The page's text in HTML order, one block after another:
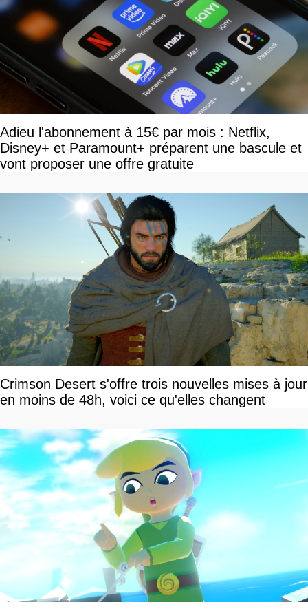
Adieu l'abonnement à 15€ par mois : Netflix,
Disney+ et Paramount+ préparent une bascule et
vont proposer une offre gratuite
Crimson Desert s'offre trois nouvelles mises à jour
en moins de 48h, voici ce qu'elles changent